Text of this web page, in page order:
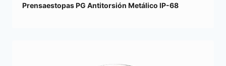
Prensaestopas PG Antitorsión Metálico IP-68